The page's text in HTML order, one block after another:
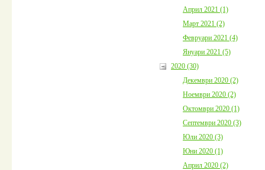
Април 2021 (1)
Март 2021 (2)
Февруари 2021 (4)
Януари 2021 (5)
2020 (30)
Декември 2020 (2)
Ноември 2020 (2)
Октомври 2020 (1)
Септември 2020 (3)
Юли 2020 (3)
Юни 2020 (1)
Април 2020 (2)